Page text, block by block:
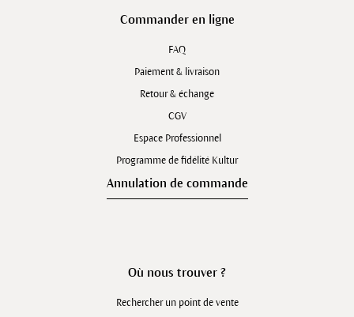
Commander en ligne
FAQ
Paiement & livraison
Retour & échange
CGV
Espace Professionnel
Programme de fidélité Kultur
Annulation de commande
Où nous trouver ?
Rechercher un point de vente